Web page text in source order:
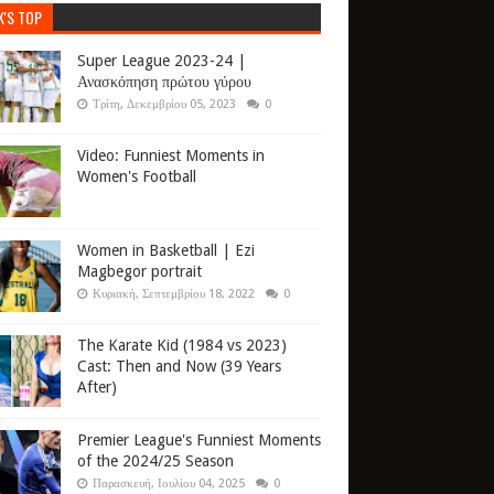
TOP
Super League 2023-24 |
Ανασκόπηση πρώτου γύρου
Τρίτη, Δεκεμβρίου 05, 2023 0
Video: Funniest Moments in
Women's Football
Women in Basketball | Ezi
Magbegor portrait
Κυριακή, Σεπτεμβρίου 18, 2022 0
The Karate Kid (1984 vs 2023)
Cast: Then and Now (39 Years
After)
Premier League's Funniest Moments
of the 2024/25 Season
Παρασκευή, Ιουλίου 04, 2025 0